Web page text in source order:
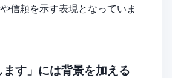
信頼を示す表現となっていま
ます」には背景を加える